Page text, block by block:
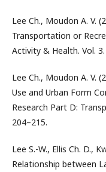
Lee Ch., Moudon A. V.
Transportation or
Activity & Health. Vol. 3.
Lee Ch., Moudon A. V.
Use and Urban Form
Research Part D:
204–215.
Lee S.-W., Ellis Ch. D.,
Relationship between